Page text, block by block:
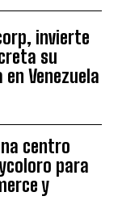
invierte
su
Venezuela
centro
para
y